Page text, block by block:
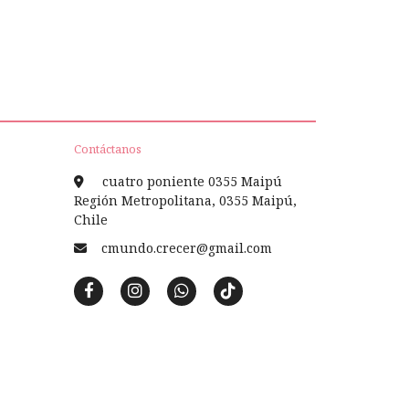
Contáctanos
cuatro poniente 0355 Maipú
Región Metropolitana, 0355 Maipú,
Chile
cmundo.crecer@gmail.com